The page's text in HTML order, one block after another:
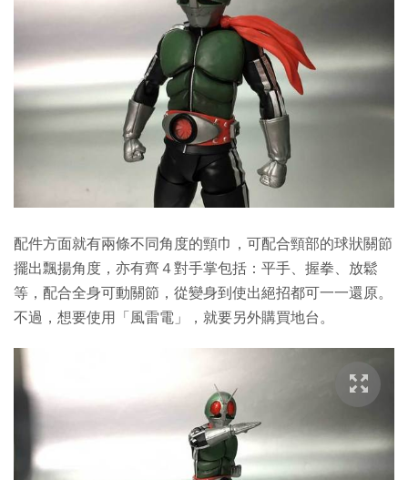
配件方面就有兩條不同角度的頸巾，可配合頸部的球狀關節
擺出飄揚角度，亦有齊４對手掌包括：平手、握拳、放鬆
等，配合全身可動關節，從變身到使出絕招都可一一還原。
不過，想要使用「風雷電」，就要另外購買地台。